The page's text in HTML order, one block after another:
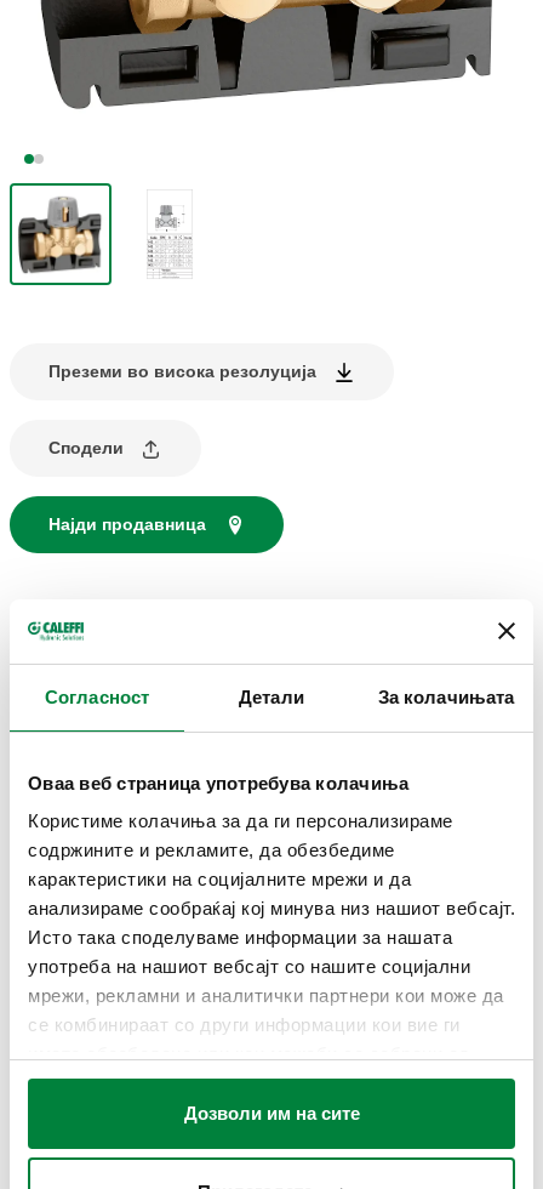
Согласност Детали За колачињата
Оваа веб страница употребува колачиња
Користиме колачиња за да ги персонализираме
содржините и рекламите, да обезбедиме
карактеристики на социјалните мрежи и да
анализираме сообраќај кој минува низ нашиот вебсајт.
Исто така споделуваме информации за нашата
употреба на нашиот вебсајт со нашите социјални
мрежи, рекламни и аналитички партнери кои може да
се комбинираат со други информации кои вие ги
вашата употреба на нивните услуги.
Дозволи им на сите
Преземи во висока резолуција
Сподели
Најди продавница
ОПИС НА ПРОИЗВОДОТ
Вентил за исклучување и пред-регулација.
Со изолација.
ТЕХНИЧКИ ПОДАТОЦИ
Материјал:месинг отпорен на децинкификација ДР
Максимален процент на гликол:50 %
средно:вода, раствори на гликол
Среден температурен опсег:-10–120 °C
Максимален работен притисок:16 bar
ЦРТЕЖИ И СПЕЦИФИКАЦИИ
Поврзување